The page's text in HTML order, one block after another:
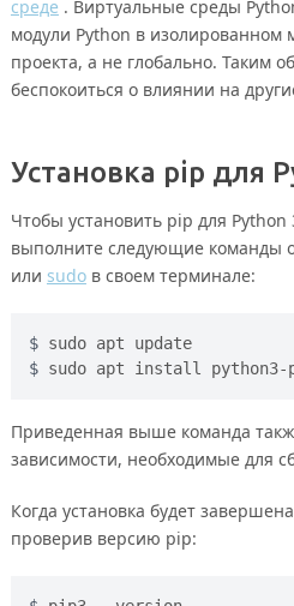
среде . Виртуальные среды
модули Python в изолированном
проекта, а не глобально. Таким
беспокоиться о влиянии на
Установка pip для
Чтобы установить pip для
выполните следующие команды
или sudoв своем терминале:
sudo apt update
sudo apt install python3-
Приведенная выше команда
зависимости, необходимые для
Когда установка будет
проверив версию pip: